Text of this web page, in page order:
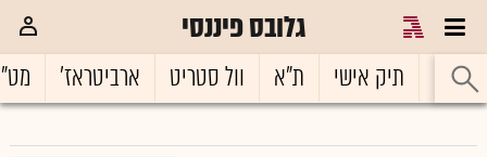
גלובס פיננסי
ראשי תיק אישי ת"א וול סטריט ארביטראז'